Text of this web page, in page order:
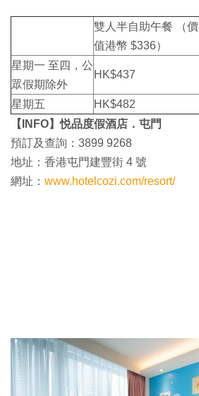
雙人半自助午餐 （價
值港幣 $336）
星期一 至四，公
眾假期除外
HK$437
星期五 HK$482
【INFO】悦品度假酒店．屯門
預訂及查詢：3899 9268
地址：香港屯門建豐街 4 號
網址： www.hotelcozi.com/resort/